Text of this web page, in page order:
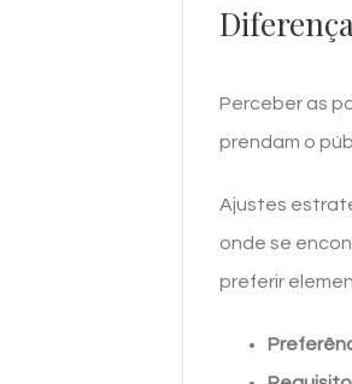
Perceber as
prendam o
Ajustes
onde se
preferir